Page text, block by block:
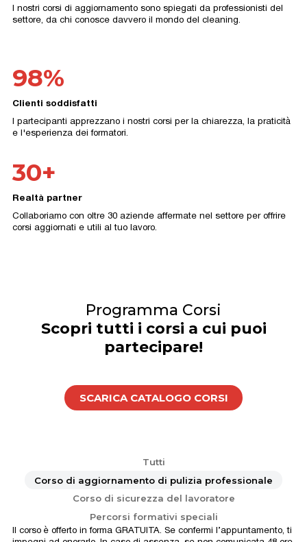
I nostri corsi di aggiornamento sono spiegati da professionisti del
settore, da chi conosce davvero il mondo del cleaning.
98%
Clienti soddisfatti
I partecipanti apprezzano i nostri corsi per la chiarezza, la praticità
e l'esperienza dei formatori.
30+
Realtà partner
Collaboriamo con oltre 30 aziende affermate nel settore per offrire
corsi aggiornati e utili al tuo lavoro.
Programma Corsi
Scopri tutti i corsi a cui puoi
partecipare!
SCARICA CATALOGO CORSI
Tutti
Corso di aggiornamento di pulizia professionale
Corso di sicurezza del lavoratore
Percorsi formativi speciali
Il corso è offerto in forma GRATUITA. Se confermi l’appuntamento, ti